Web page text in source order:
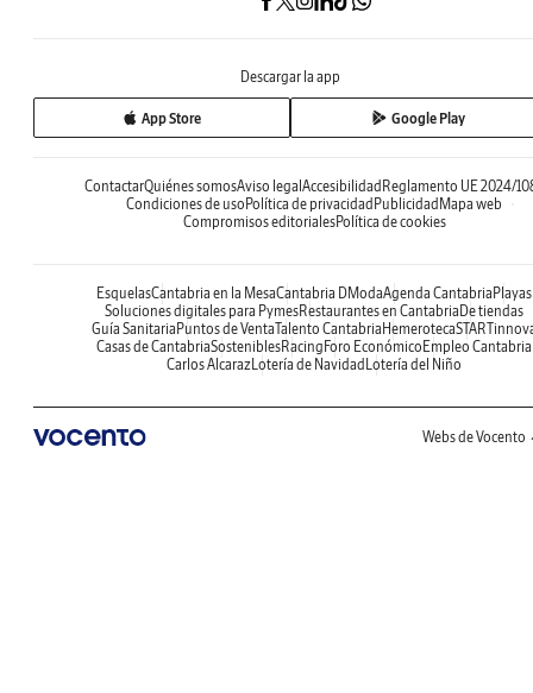
Descargar la app
App Store Google Play
ContactarQuiénes somosAviso legal Accesibilidad Reglamento UE 2024/
Condiciones de uso Política de privacidad Publicidad Mapa web
Compromisos editorialesPolítica de cookies
EsquelasCantabria en la MesaCantabria DModaAgenda Cantabria Playas
Soluciones digitales para PymesRestaurantes en Cantabria De tiendas
Guía Sanitaria Puntos de VentaTalento Cantabria Hemeroteca
Casas de CantabriaSosteniblesRacing Foro Económico Empleo Cantabria
Carlos AlcarazLotería de Navidad Lotería del Niño
Webs de Vocento